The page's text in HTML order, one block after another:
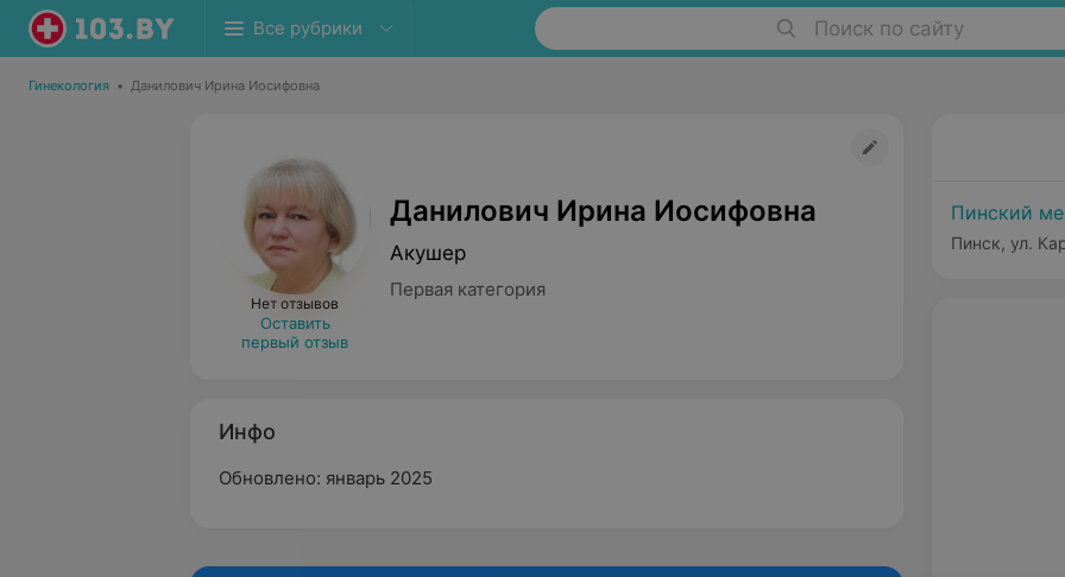
Все рубрики Поиск по сайту
Гинекология • Данилович Ирина Иосифовна
Нет отзывов
Оставить
первый отзыв
Данилович Ирина Иосифовна
Акушер
Первая категория
Инфо
Обновлено: январь 2025
Пинский
Пинск, ул.